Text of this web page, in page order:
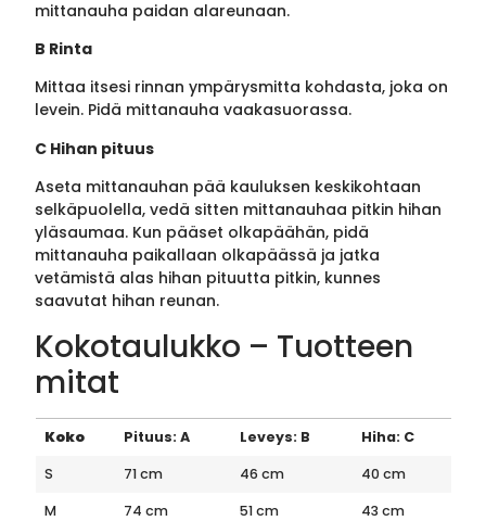
mittanauha paidan alareunaan.
B Rinta
Mittaa itsesi rinnan ympärysmitta kohdasta, joka on
levein. Pidä mittanauha vaakasuorassa.
C Hihan pituus
Aseta mittanauhan pää kauluksen keskikohtaan
selkäpuolella, vedä sitten mittanauhaa pitkin hihan
yläsaumaa. Kun pääset olkapäähän, pidä
mittanauha paikallaan olkapäässä ja jatka
vetämistä alas hihan pituutta pitkin, kunnes
saavutat hihan reunan.
Kokotaulukko – Tuotteen
mitat
Koko Pituus: A Leveys: B
Hiha: C
S
71 cm 46 cm
40 cm
M
74 cm 51 cm
43 cm